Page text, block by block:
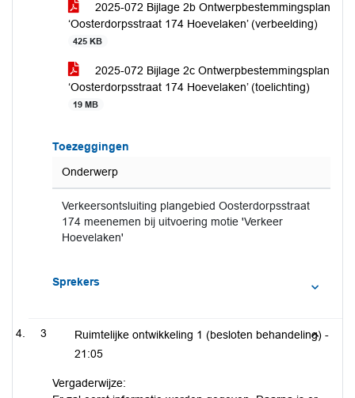
2025-072 Bijlage 2b Ontwerpbestemmingsplan
‘Oosterdorpsstraat 174 Hoevelaken’ (verbeelding)
425 KB
2025-072 Bijlage 2c Ontwerpbestemmingsplan
‘Oosterdorpsstraat 174 Hoevelaken’ (toelichting)
19 MB
Toezeggingen
Onderwerp
Verkeersontsluiting plangebied Oosterdorpsstraat
174 meenemen bij uitvoering motie 'Verkeer
Hoevelaken'
Sprekers
3
Ruimtelijke ontwikkeling 1 (besloten behandeling) -
21:05
Vergaderwijze: